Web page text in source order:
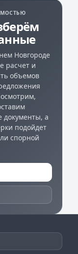
Новгороде
расчет и
объемов
а
подойдет
спорной